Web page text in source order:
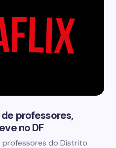
professores,
no DF
professores do Distrito